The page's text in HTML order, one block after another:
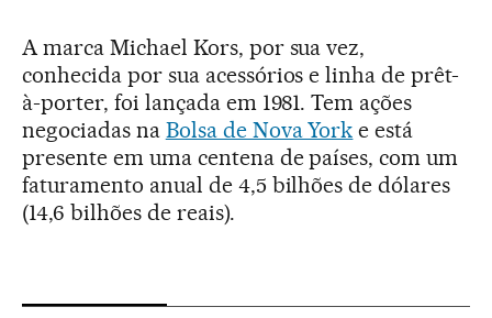
A marca Michael Kors, por sua vez,
conhecida por sua acessórios e linha de prêt-
à-porter, foi lançada em 1981. Tem ações
negociadas na Bolsa de Nova York e está
presente em uma centena de países, com um
faturamento anual de 4,5 bilhões de dólares
(14,6 bilhões de reais).